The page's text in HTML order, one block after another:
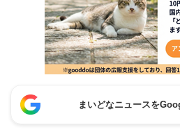
まいどなニュースを